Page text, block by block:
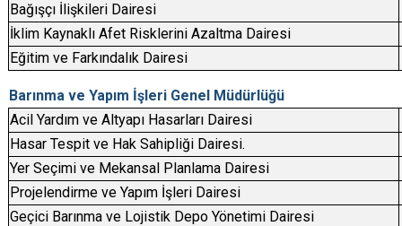
Bağışçı İlişkileri Dairesi
İklim Kaynaklı Afet Risklerini Azaltma Dairesi
Eğitim ve Farkındalık Dairesi
Barınma ve Yapım İşleri Genel Müdürlüğü
Acil Yardım ve Altyapı Hasarları Dairesi
Hasar Tespit ve Hak Sahipliği Dairesi.
Yer Seçimi ve Mekansal Planlama Dairesi
Projelendirme ve Yapım İşleri Dairesi
Geçici Barınma ve Lojistik Depo Yönetimi Dairesi